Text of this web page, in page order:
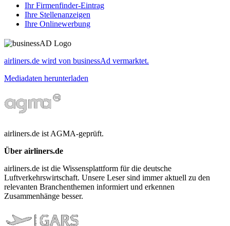
Ihr Firmenfinder-Eintrag
Ihre Stellenanzeigen
Ihre Onlinewerbung
airliners.de wird von businessAd vermarktet.
Mediadaten herunterladen
airliners.de ist AGMA-geprüft.
Über airliners.de
airliners.de ist die Wissensplattform für die deutsche
Luftverkehrswirtschaft. Unsere Leser sind immer aktuell zu den
relevanten Branchenthemen informiert und erkennen
Zusammenhänge besser.